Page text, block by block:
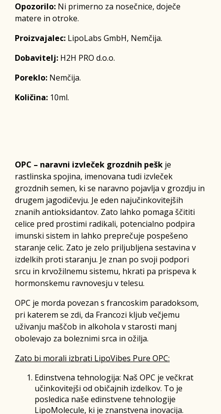
Opozorilo: Ni primerno za nosečnice, doječe
matere in otroke.
Proizvajalec: LipoLabs GmbH, Nemčija.
Dobavitelj: H2H PRO d.o.o.
Poreklo: Nemčija.
Količina: 10ml.
OPC – naravni izvleček grozdnih pešk je
rastlinska spojina, imenovana tudi izvleček
grozdnih semen, ki se naravno pojavlja v grozdju in
drugem jagodičevju. Je eden najučinkovitejših
znanih antioksidantov. Zato lahko pomaga ščititi
celice pred prostimi radikali, potencialno podpira
imunski sistem in lahko preprečuje pospešeno
staranje celic. Zato je zelo priljubljena sestavina v
izdelkih proti staranju. Je znan po svoji podpori
srcu in krvožilnemu sistemu, hkrati pa prispeva k
hormonskemu ravnovesju v telesu.
OPC je morda povezan s francoskim paradoksom,
pri katerem se zdi, da Francozi kljub večjemu
uživanju maščob in alkohola v starosti manj
obolevajo za boleznimi srca in ožilja.
Zato bi morali izbrati LipoVibes Pure OPC:
Edinstvena tehnologija: Naš OPC je večkrat
učinkovitejši od običajnih izdelkov. To je
posledica naše edinstvene tehnologije
LipoMolecule, ki je znanstvena inovacija.